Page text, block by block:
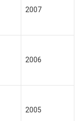
2007
2006
2005